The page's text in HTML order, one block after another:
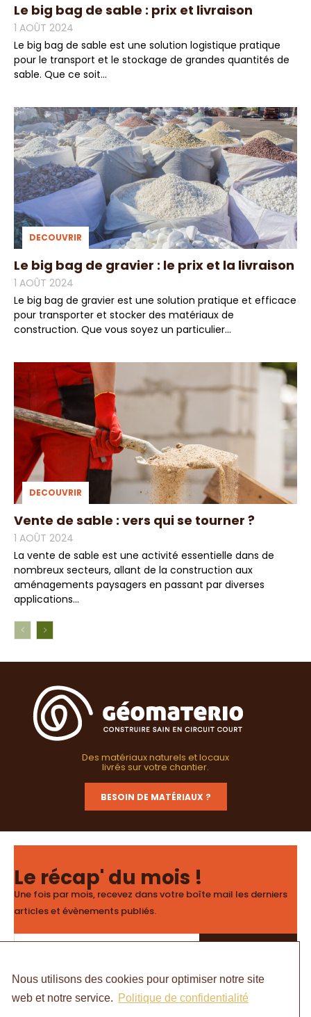
Le big bag de sable : prix et livraison
1 AOÛT 2024
Le big bag de sable est une solution logistique pratique
pour le transport et le stockage de grandes quantités de
sable. Que ce soit...
DECOUVRIR
Le big bag de gravier : le prix et la livraison
1 AOÛT 2024
Le big bag de gravier est une solution pratique et efficace
pour transporter et stocker des matériaux de
construction. Que vous soyez un particulier...
DECOUVRIR
Vente de sable : vers qui se tourner ?
1 AOÛT 2024
La vente de sable est une activité essentielle dans de
nombreux secteurs, allant de la construction aux
aménagements paysagers en passant par diverses
applications...
Des matériaux naturels et locaux
livrés sur votre chantier.
BESOIN DE MATÉRIAUX ?
Le récap' du mois !
Une fois par mois, recevez dans votre boîte mail les derniers
articles et évènements publiés.
Nous utilisons des cookies pour optimiser notre site
web et notre service. Politique de confidentialité